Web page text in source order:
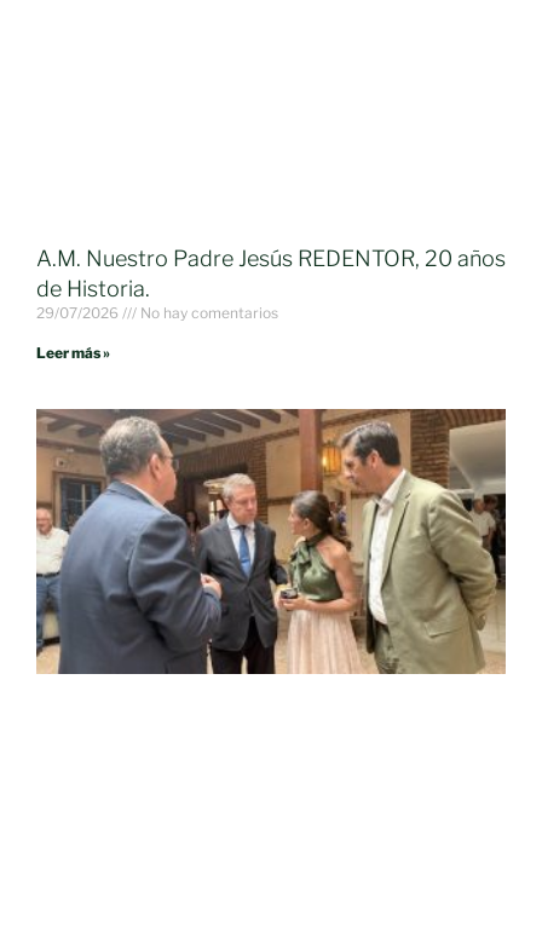
A.M. Nuestro Padre Jesús REDENTOR, 20 años
de Historia.
29/07/2026 No hay comentarios
Leer más »